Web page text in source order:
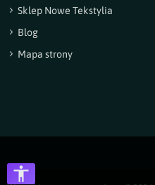
Sklep Nowe Tekstylia
Blog
Mapa strony